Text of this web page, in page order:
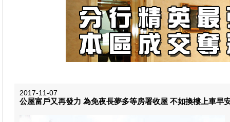
2017-11-07
公屋富戶又再發力 為免夜長夢多等房署收屋 不如換樓上車早